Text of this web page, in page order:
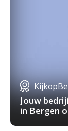
Jouw
in Bergen